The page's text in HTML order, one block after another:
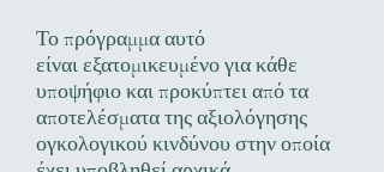
Το πρόγραμμα αυτό
είναι εξατομικευμένο για κάθε
υποψήφιο και προκύπτει από τα
αποτελέσματα της αξιολόγησης
ογκολογικού κινδύνου στην οποία